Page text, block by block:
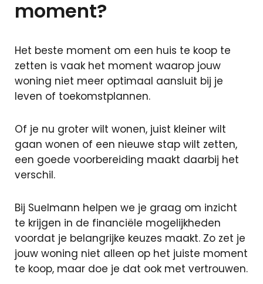
moment?
Het beste moment om een huis te koop te
zetten is vaak het moment waarop jouw
woning niet meer optimaal aansluit bij je
leven of toekomstplannen.
Of je nu groter wilt wonen, juist kleiner wilt
gaan wonen of een nieuwe stap wilt zetten,
een goede voorbereiding maakt daarbij het
verschil.
Bij Suelmann helpen we je graag om inzicht
te krijgen in de financiële mogelijkheden
voordat je belangrijke keuzes maakt. Zo zet je
jouw woning niet alleen op het juiste moment
te koop, maar doe je dat ook met vertrouwen.